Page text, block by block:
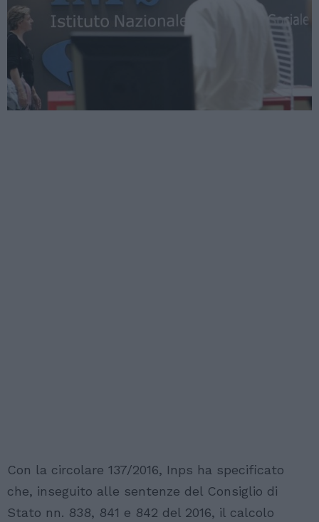
Con la circolare 137/2016, Inps ha specificato
che, inseguito alle sentenze del Consiglio di
Stato nn. 838, 841 e 842 del 2016, il calcolo